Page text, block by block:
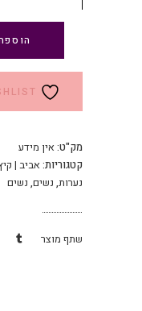
מק"ט: אין מידע
קטגוריות: אביב |
נערות, נשים, נשים
שתף מוצר